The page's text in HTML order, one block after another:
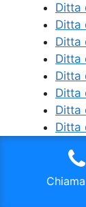
Ditta
Ditta
Ditta
Ditta
Ditta
Ditta
Ditta
Ditta
Ditta